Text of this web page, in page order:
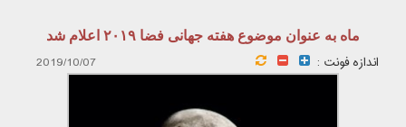
ماه به عنوان موضوع هفته جهانی فضا ۲۰۱۹ اعلام شد
اندازه فونت : 2019/10/07